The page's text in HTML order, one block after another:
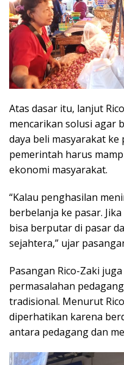
Atas dasar itu, lanjut
mencarikan solusi agar
daya beli masyarakat ke
pemerintah harus
ekonomi masyarakat.
“Kalau penghasilan
berbelanja ke pasar.
bisa berputar di pasar
sejahtera,” ujar
Pasangan Rico-Zaki
permasalahan
tradisional. Menurut
diperhatikan karena
antara pedagang dan